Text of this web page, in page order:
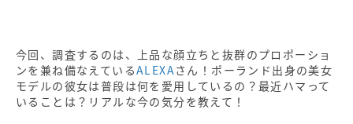
今回、調査するのは、上品な顔立ちと抜群のプロポーショ
ンを兼ね備なえているALEXAさん！ポーランド出身の美女
モデルの彼女は普段は何を愛用しているの？最近ハマって
いることは？リアルな今の気分を教えて！